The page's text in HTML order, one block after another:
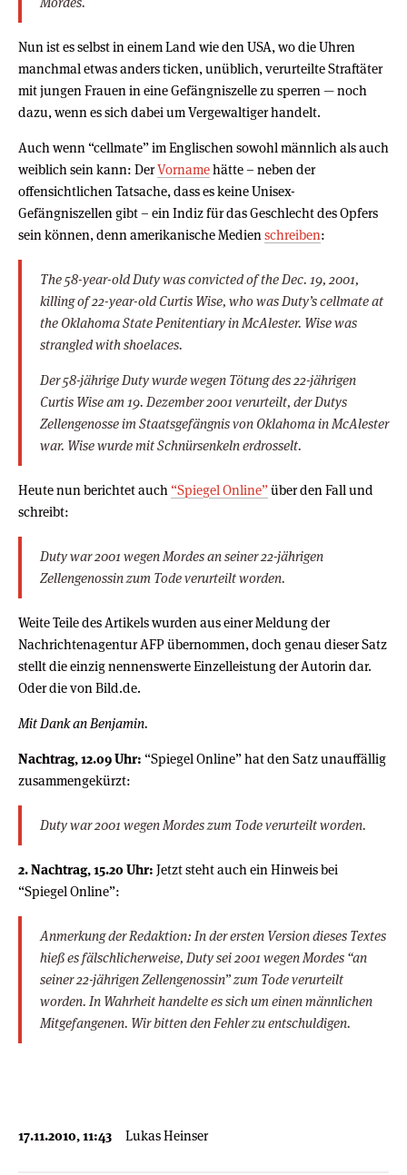
Nun ist es selbst in einem Land wie den USA, wo die Uhren
manchmal etwas anders ticken, unüblich, verurteilte Straftäter
mit jungen Frauen in eine Gefängniszelle zu sperren — noch
dazu, wenn es sich dabei um Vergewaltiger handelt.
Auch wenn “cellmate” im Englischen sowohl männlich als auch
weiblich sein kann: DerVornamehätte – neben der
offensichtlichen Tatsache, dass es keine Unisex-
Gefängniszellen gibt – ein Indiz für das Geschlecht des Opfers
sein können, denn amerikanische Medien schreiben:
The 58-year-old Duty was convicted of the Dec. 19, 2001,
killing of 22-year-old Curtis Wise, who was Duty’s cellmate at
the Oklahoma State Penitentiary in McAlester. Wise was
strangled with shoelaces.
Der 58-jährige Duty wurde wegen Tötung des 22-jährigen
Curtis Wise am 19. Dezember 2001 verurteilt, der Dutys
Zellengenosse im Staatsgefängnis von Oklahoma in McAlester
war. Wise wurde mit Schnürsenkeln erdrosselt.
Heute nun berichtet auch “Spiegel Online”über den Fall und
schreibt:
Duty war 2001 wegen Mordes an seiner 22-jährigen
Zellengenossin zum Tode verurteilt worden.
Weite Teile des Artikels wurden aus einer Meldung der
Nachrichtenagentur AFP übernommen, doch genau dieser Satz
stellt die einzig nennenswerte Einzelleistung der Autorin dar.
Oder die von Bild.de.
Mit Dank an Benjamin.
Nachtrag, 12.09 Uhr: “Spiegel Online” hat den Satz unauffällig
zusammengekürzt:
Duty war 2001 wegen Mordes zum Tode verurteilt worden.
2. Nachtrag, 15.20 Uhr: Jetzt steht auch ein Hinweis bei
“Spiegel Online”:
Anmerkung der Redaktion: In der ersten Version dieses Textes
hieß es fälschlicherweise, Duty sei 2001 wegen Mordes “an
seiner 22-jährigen Zellengenossin” zum Tode verurteilt
worden. In Wahrheit handelte es sich um einen männlichen
Mitgefangenen. Wir bitten den Fehler zu entschuldigen.
17.11.2010, 11:43 Lukas Heinser